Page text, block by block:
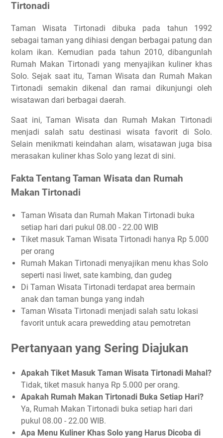
Tirtonadi
Taman Wisata Tirtonadi dibuka pada tahun 1992
sebagai taman yang dihiasi dengan berbagai patung dan
kolam ikan. Kemudian pada tahun 2010, dibangunlah
Rumah Makan Tirtonadi yang menyajikan kuliner khas
Solo. Sejak saat itu, Taman Wisata dan Rumah Makan
Tirtonadi semakin dikenal dan ramai dikunjungi oleh
wisatawan dari berbagai daerah.
Saat ini, Taman Wisata dan Rumah Makan Tirtonadi
menjadi salah satu destinasi wisata favorit di Solo.
Selain menikmati keindahan alam, wisatawan juga bisa
merasakan kuliner khas Solo yang lezat di sini.
Fakta Tentang Taman Wisata dan Rumah
Makan Tirtonadi
Taman Wisata dan Rumah Makan Tirtonadi buka
setiap hari dari pukul 08.00 - 22.00 WIB
Tiket masuk Taman Wisata Tirtonadi hanya Rp 5.000
per orang
Rumah Makan Tirtonadi menyajikan menu khas Solo
seperti nasi liwet, sate kambing, dan gudeg
Di Taman Wisata Tirtonadi terdapat area bermain
anak dan taman bunga yang indah
Taman Wisata Tirtonadi menjadi salah satu lokasi
favorit untuk acara prewedding atau pemotretan
Pertanyaan yang Sering Diajukan
Apakah Tiket Masuk Taman Wisata Tirtonadi Mahal?
Tidak, tiket masuk hanya Rp 5.000 per orang.
Apakah Rumah Makan Tirtonadi Buka Setiap Hari?
Ya, Rumah Makan Tirtonadi buka setiap hari dari
pukul 08.00 - 22.00 WIB.
Apa Menu Kuliner Khas Solo yang Harus Dicoba di